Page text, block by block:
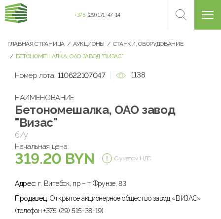
+375 (29) 171-47-14
ГЛАВНАЯ СТРАНИЦА АУКЦИОНЫ
СТАНКИ, ОБОРУДОВАНИЕ
БЕТОНОМЕШАЛКА, ОАО ЗАВОД "ВИЗАС"
Номер лота: 110622107047 1138
НАИМЕНОВАНИЕ
Бетономешалка, ОАО завод
"Визас"
б/у
Начальная цена:
319.20 BYN С учетом НДС
Адрес: г. Витебск, пр – т Фрунзе, 83
Продавец: Открытое акционерное общество завод «ВИЗАС»
(телефон +375 (29) 515-38-19)